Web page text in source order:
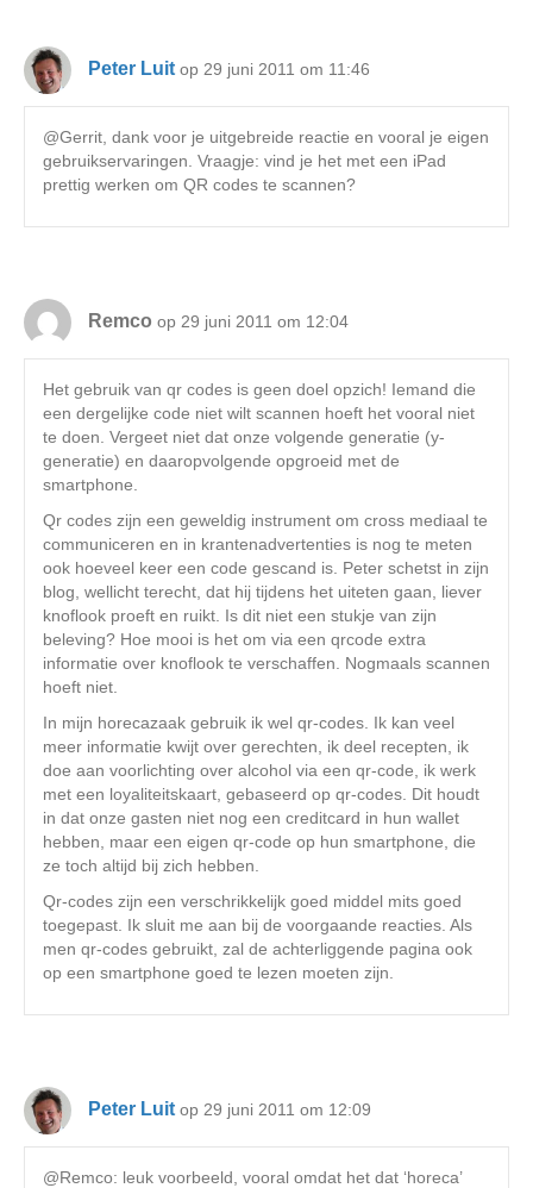
Peter Luit op 29 juni 2011 om 11:46
@Gerrit, dank voor je uitgebreide reactie en vooral je eigen
gebruikservaringen. Vraagje: vind je het met een iPad
prettig werken om QR codes te scannen?
Remco op 29 juni 2011 om 12:04
Het gebruik van qr codes is geen doel opzich! Iemand die
een dergelijke code niet wilt scannen hoeft het vooral niet
te doen. Vergeet niet dat onze volgende generatie (y-
generatie) en daaropvolgende opgroeid met de
smartphone.
Qr codes zijn een geweldig instrument om cross mediaal te
communiceren en in krantenadvertenties is nog te meten
ook hoeveel keer een code gescand is. Peter schetst in zijn
blog, wellicht terecht, dat hij tijdens het uiteten gaan, liever
knoflook proeft en ruikt. Is dit niet een stukje van zijn
beleving? Hoe mooi is het om via een qrcode extra
informatie over knoflook te verschaffen. Nogmaals scannen
hoeft niet.
In mijn horecazaak gebruik ik wel qr-codes. Ik kan veel
meer informatie kwijt over gerechten, ik deel recepten, ik
doe aan voorlichting over alcohol via een qr-code, ik werk
met een loyaliteitskaart, gebaseerd op qr-codes. Dit houdt
in dat onze gasten niet nog een creditcard in hun wallet
hebben, maar een eigen qr-code op hun smartphone, die
ze toch altijd bij zich hebben.
Qr-codes zijn een verschrikkelijk goed middel mits goed
toegepast. Ik sluit me aan bij de voorgaande reacties. Als
men qr-codes gebruikt, zal de achterliggende pagina ook
op een smartphone goed te lezen moeten zijn.
Peter Luit op 29 juni 2011 om 12:09
@Remco: leuk voorbeeld, vooral omdat het dat ‘horeca’